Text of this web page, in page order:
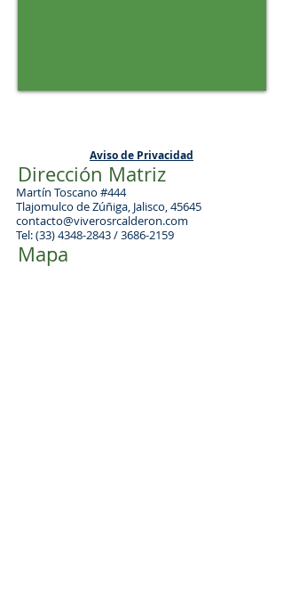
Aviso de Privacidad
Dirección Matriz
Martín Toscano #444
Tlajomulco de Zúñiga, Jalisco, 45645
contacto@viverosrcalderon.com
Tel:(33) 4348-2843/3686-2159
Mapa